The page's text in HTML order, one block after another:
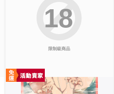
限制級商品
18